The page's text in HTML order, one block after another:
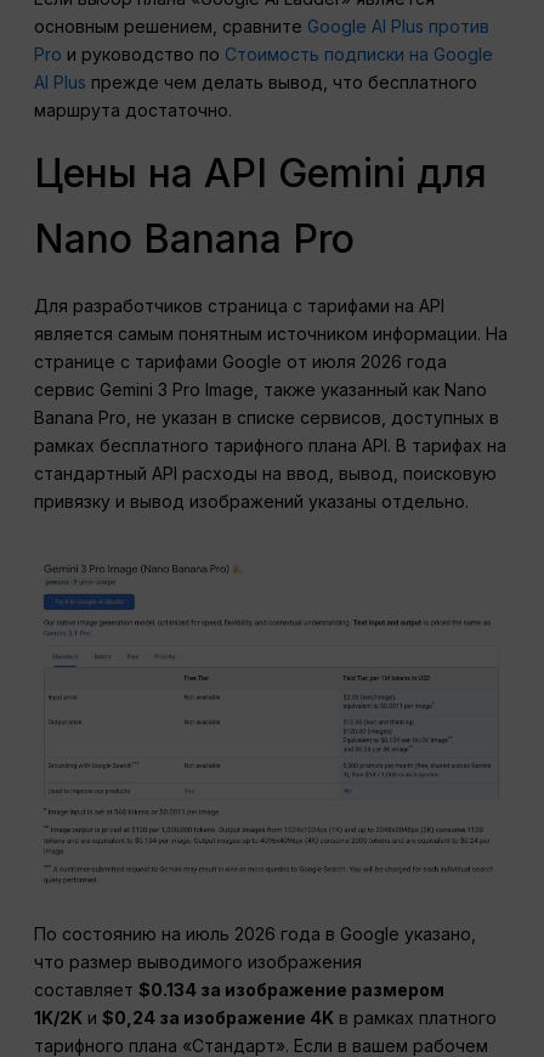
основным решением, сравните Google AI Plus против
Pro и руководство по Стоимость подписки на Google
AI Plus прежде чем делать вывод, что бесплатного
маршрута достаточно.
Цены на API Gemini для
Nano Banana Pro
Для разработчиков страница с тарифами на API
является самым понятным источником информации. На
странице с тарифами Google от июля 2026 года
сервис Gemini 3 Pro Image, также указанный как Nano
Banana Pro, не указан в списке сервисов, доступных в
рамках бесплатного тарифного плана API. В тарифах на
стандартный API расходы на ввод, вывод, поисковую
привязку и вывод изображений указаны отдельно.
По состоянию на июль 2026 года в Google указано,
что размер выводимого изображения
составляет$0.134 за изображение размером
1K/2K и$0,24 за изображение 4K в рамках платного
тарифного плана «Стандарт». Если в вашем рабочем